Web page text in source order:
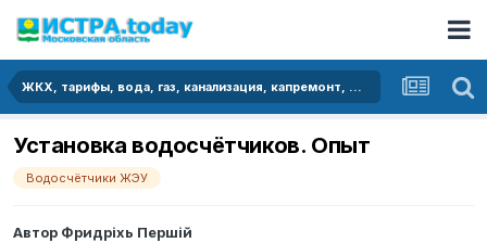
ЖКХ, тарифы, вода, газ, канализация, капремонт, мусор
Установка водосчётчиков. Опыт
Водосчётчики ЖЭУ
Автор Фридрixь Першiй